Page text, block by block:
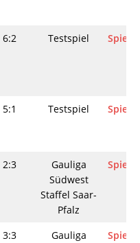
6:2 Testspiel
5:1 Testspiel
2:3
Gauliga
Südwest
Staffel Saar-
Pfalz
3:3
Gauliga